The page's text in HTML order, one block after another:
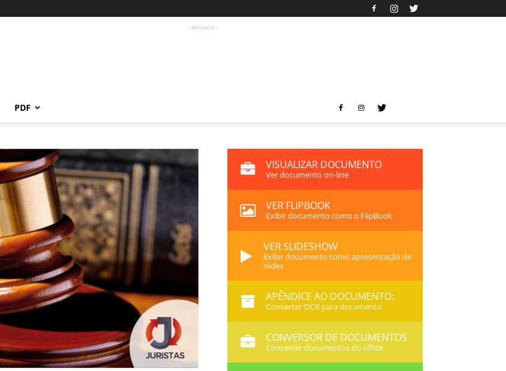
- Anúncio -
PDF
VISUALIZAR DOCUMENTO
Ver documento on-line
VER FLIPBOOK
Exibir documento como o FlipBook
VER SLIDESHOW
Exibir documento como apresentação de
slides
APÊNDICE AO DOCUMENTO:
Converter OCR para documento
CONVERSOR DE DOCUMENTOS
Converter documentos do office